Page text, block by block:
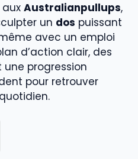
Australianpullups,
un dos puissant
avec un emploi
d’action clair, des
progression
pour retrouver